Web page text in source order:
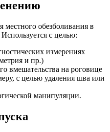
обезболивания в
с целью:
измерениях
и пр.)
вмешательства на роговице
с целью удаления шва или
манипуляции.